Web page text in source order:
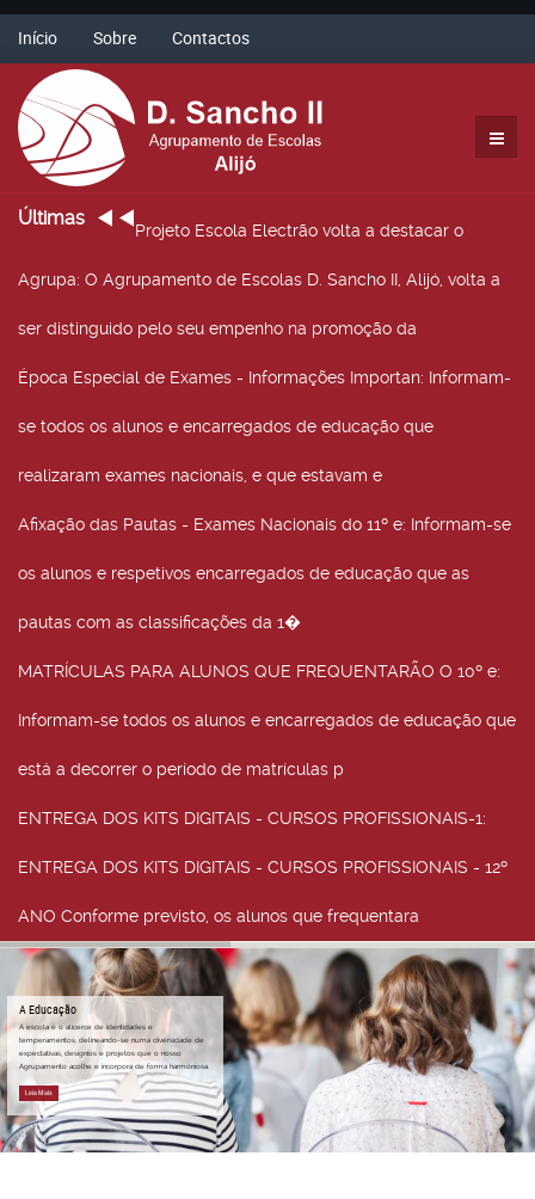
Início Sobre Contactos
Últimas
Projeto Escola Electrão volta a destacar o
Agrupa: O Agrupamento de Escolas D. Sancho II, Alijó, volta a
ser distinguido pelo seu empenho na promoção da
Época Especial de Exames - Informações Importan: Informam-
se todos os alunos e encarregados de educação que
realizaram exames nacionais, e que estavam e
Afixação das Pautas - Exames Nacionais do 11º e: Informam-se
os alunos e respetivos encarregados de educação que as
pautas com as classificações da 1�
MATRÍCULAS PARA ALUNOS QUE FREQUENTARÃO O 10º e:
Informam-se todos os alunos e encarregados de educação que
está a decorrer o período de matrículas p
ENTREGA DOS KITS DIGITAIS - CURSOS PROFISSIONAIS-1:
ENTREGA DOS KITS DIGITAIS - CURSOS PROFISSIONAIS - 12º
ANO Conforme previsto, os alunos que frequentara
A escola é o alicerce de identidades e
temperamentos, delineando-se numa diversidade de
expectativas, desígnios e projetos que o nosso
Agrupamento acolhe e incorpora de forma harmoniosa.
Leia Mais
A Educação